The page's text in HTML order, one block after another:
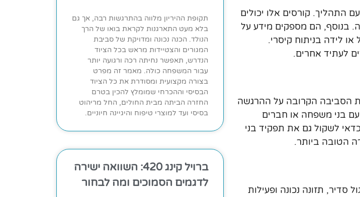
התהליך. קורסים אלו יכולים
בנוסף, הם מספקים מידע על
לידה בניתוח קיסרי.
לעתיד אחרים.
הסביבה הקרובה על ההרגשה
בני משפחה או חברים
לשקול גם את תפקיד בני
הטובה ביותר.
תזונה נכונה ופעילות
תקופת ההיריון מלווה בהתרגשות רבה, אך גם
בלא מעט התארגנות לקראת בואו של הרך
הנולד. הכנה נכונה ומדויקת של סביבת
המגורים והצטיידות מראש בכל הציוד
הנדרש, תאפשר נחיתה רכה ורגועה יותר
עבור המשפחה כולה. מאמר זה מפרט
בצורה מקצועית ומסודרת את כל הציוד
הבסיסי וההכרחי שמומלץ להכין בטרם
החזרה הביתה מבית החולים, החל מריהוט
בסיסי ועד למוצרי טיפוח והיגיינה חיוניים.
ברויל קינג 420: השוואה ישירה
לדגמים הסמוכים ומה לבחור